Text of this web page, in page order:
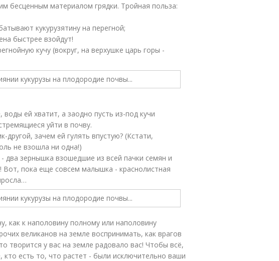
бесценным материалом грядки. Тройная польза:
кукурузятину на перегной;
быстрее взойдут!
кучу (вокруг, на верхушке царь горы -
ей хватит, а заодно пусть из-под кучи
уйти в почву.
другой, зачем ей гулять впустую? (Кстати,
не взошла ни одна!)
зернышка взошедшие из всей пачки семян и
пока еще совсем малышка - краснолистная
как к наполовину полному или наполовину
великанов на земле воспринимать, как врагов
творится у вас на земле радовало вас! Чтобы всё,
кто есть то, что растет - были исключительно ваши